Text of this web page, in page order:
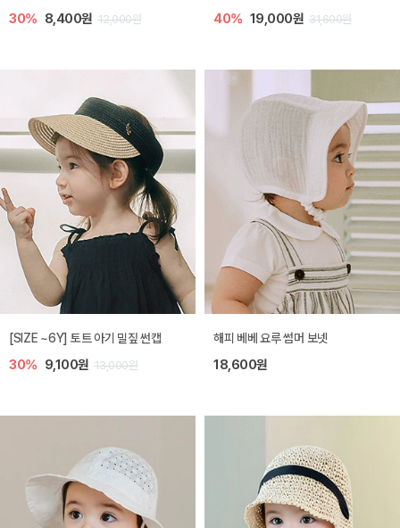
30% 8,400원 12,000원 40% 19,000원 31,600원
[SIZE ~6Y] 토트 아기 밀짚 썬캡
30% 9,100원 13,000원
해피 베베 요루 썸머 보넷
18,600원